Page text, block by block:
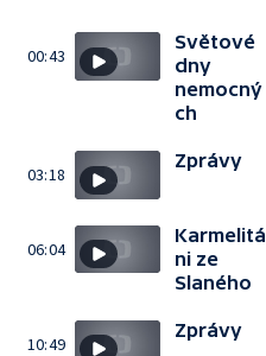
00:43
Světové
dny
nemocný
ch
03:18
Zprávy
06:04
Karmelitá
ni ze
Slaného
10:49
Zprávy